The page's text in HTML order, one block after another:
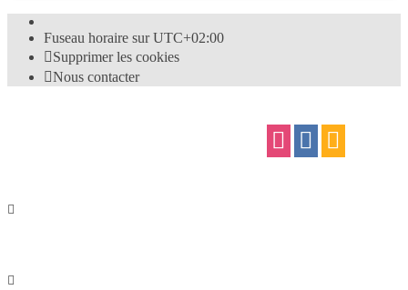
Fuseau horaire surUTC+02:00
Supprimer les cookies
Nous contacter